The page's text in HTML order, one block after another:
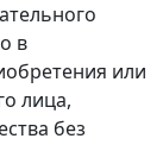
в
или
лица,
без